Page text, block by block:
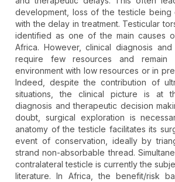
development, loss of the testicle being
with the delay in treatment. Testicular
identified as one of the main causes
Africa. However, clinical diagnosis and
require few resources and remain
environment with low resources or in
Indeed, despite the contribution of
situations, the clinical picture is at
diagnosis and therapeutic decision
doubt, surgical exploration is
anatomy of the testicle facilitates its
event of conservation, ideally by
strand non-absorbable thread.
contralateral testicle is currently the
literature. In Africa, the benefit/risk